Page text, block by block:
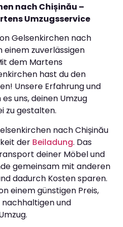
nach Chișinău –
Umzugsservice
Gelsenkirchen nach
einem zuverlässigen
dem Martens
hast du den
Unsere Erfahrung und
uns, deinen Umzug
zu gestalten.
nach Chișinău
der Beiladung. Das
deiner Möbel und
gemeinsam mit anderen
dadurch Kosten sparen.
einem günstigen Preis,
und